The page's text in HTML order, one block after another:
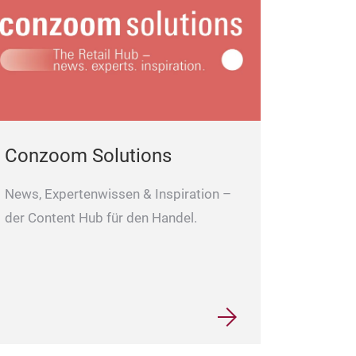
Conzoom Solutions
News, Expertenwissen & Inspiration –
der Content Hub für den Handel.